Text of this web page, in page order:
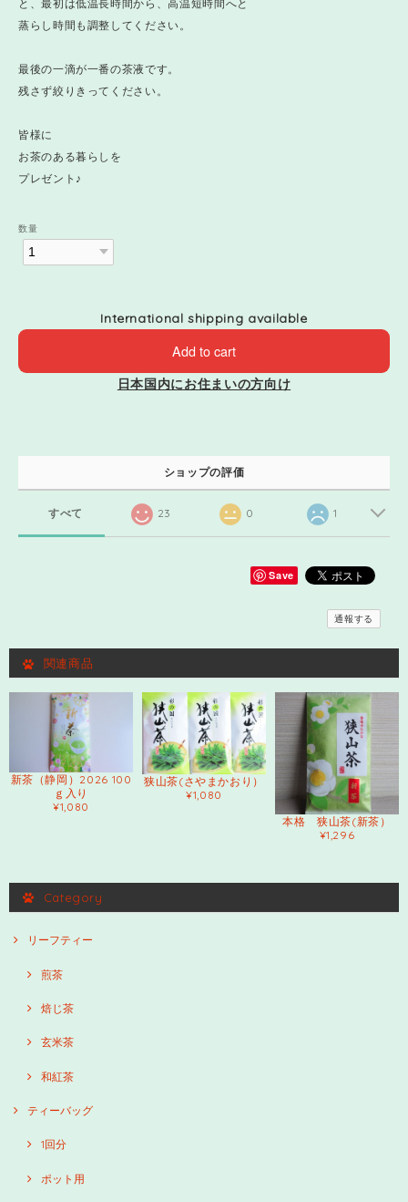
と、最初は低温長時間から、高温短時間へと
蒸らし時間も調整してください。
最後の一滴が一番の茶液です。
残さず絞りきってください。
皆様に
お茶のある暮らしを
プレゼント♪
数量
International shipping available
Add to cart
日本国内にお住まいの方向け
ショップの評価
すべて 23 0 1
Save
通報する
関連商品
新茶（静岡）2026 100
ｇ入り
¥1,080
狭山茶(さやまかおり）
¥1,080
本格 狭山茶(新茶）
¥1,296
Category
リーフティー
煎茶
焙じ茶
玄米茶
和紅茶
ティーバッグ
1回分
ポット用